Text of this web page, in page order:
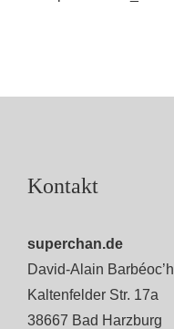
Kontakt
superchan.de
David-Alain Barbéoc’h
Kaltenfelder Str. 17a
38667 Bad Harzburg